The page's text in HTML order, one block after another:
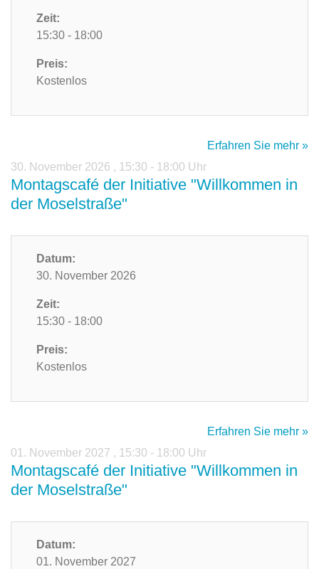
Zeit:
15:30 - 18:00
Preis:
Kostenlos
Erfahren Sie mehr »
30. November 2026 , 15:30 - 18:00 Uhr
Montagscafé der Initiative "Willkommen in
der Moselstraße"
Datum:
30. November 2026
Zeit:
15:30 - 18:00
Preis:
Kostenlos
Erfahren Sie mehr »
01. November 2027 , 15:30 - 18:00 Uhr
Montagscafé der Initiative "Willkommen in
der Moselstraße"
Datum:
01. November 2027